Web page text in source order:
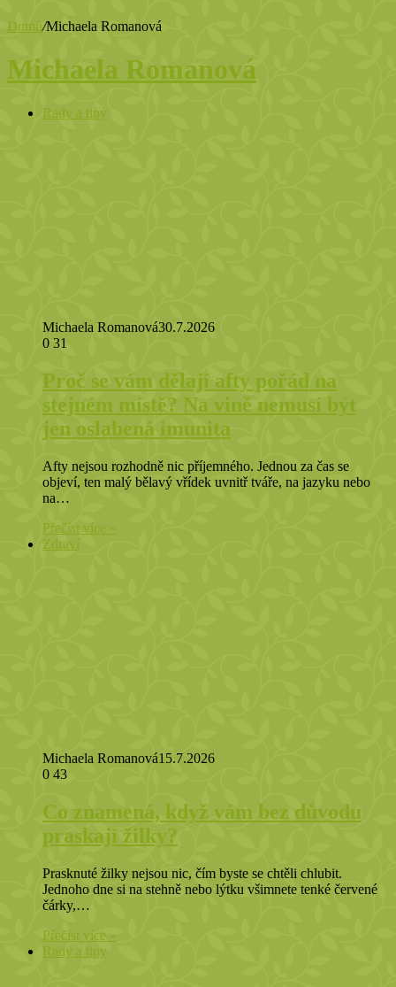
Domů/Michaela Romanová
Michaela Romanová
Rady a tipy
Michaela Romanová30.7.2026
0 31
Proč se vám dělají afty pořád na
stejném místě? Na vině nemusí být
jen oslabená imunita
Afty nejsou rozhodně nic příjemného. Jednou za čas se
objeví, ten malý bělavý vřídek uvnitř tváře, na jazyku nebo
na…
Přečíst více »
Zdraví
Michaela Romanová15.7.2026
0 43
Co znamená, když vám bez důvodu
praskají žilky?
Prasknuté žilky nejsou nic, čím byste se chtěli chlubit.
Jednoho dne si na stehně nebo lýtku všimnete tenké červené
čárky,…
Přečíst více »
Rady a tipy